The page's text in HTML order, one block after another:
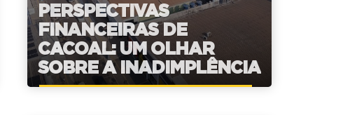
PERSPECTIVAS
FINANCEIRAS DE
CACOAL: UM OLHAR
SOBRE A INADIMPLÊNCIA